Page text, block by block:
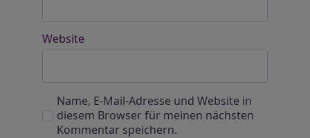
Website
Name, E-Mail-Adresse und Website in
diesem Browser für meinen nächsten
Kommentar speichern.